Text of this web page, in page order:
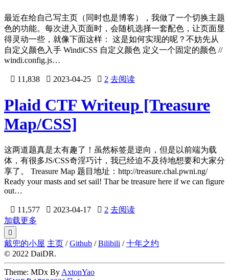
最近在给自己写主页（同时也是博客），我做了一个切换主题
色的功能。每次进入页面时，会随机选择一套配色，让页面显
得灵动一些，就像下面这样： 这是如何实现的呢？不妨先从
自定义颜色入手 WindiCSS 自定义颜色 定义一个固定的颜色 //
windi.config.js…
 11,838  2023-04-25  2 去阅读
Plaid CTF Writeup [Treasure
Map/CSS]
这两道题真是太有趣了！虽然标签是逆向，但是以前端为载
体，有很多JS/CSS奇淫巧计，我已经迫不及待地想要和大家分
享了。 Treasure Map 题目地址：http://treasure.chal.pwni.ng/
Ready your masts and set sail! Thar be treasure here if we can figure
out…
 11,577  2023-04-17  2 去阅读
加载更多

戴兜的小屋 主页 /Github /Bilibili /十年之约
© 2022 DaiDR.
Theme: MDx By AxtonYao